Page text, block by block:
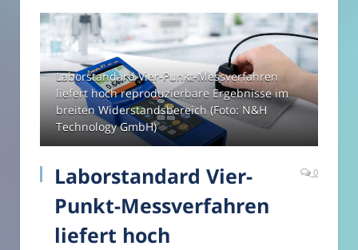
Laborstandard Vier-Punkt-Messverfahren
liefert hoch reproduzierbare Ergebnisse im
breiten Widerstandsbereich (Foto: N&H
Technology GmbH)
Laborstandard Vier-
Punkt-Messverfahren
liefert hoch
0